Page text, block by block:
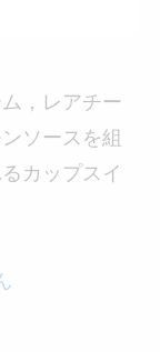
，レアチー
ソースを組
カップスイ